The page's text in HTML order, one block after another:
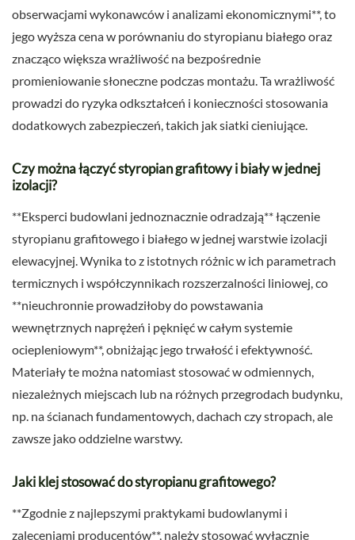
obserwacjami wykonawców i analizami ekonomicznymi**, to
jego wyższa cena w porównaniu do styropianu białego oraz
znacząco większa wrażliwość na bezpośrednie
promieniowanie słoneczne podczas montażu. Ta wrażliwość
prowadzi do ryzyka odkształceń i konieczności stosowania
dodatkowych zabezpieczeń, takich jak siatki cieniujące.
Czy można łączyć styropian grafitowy i biały w jednej
izolacji?
**Eksperci budowlani jednoznacznie odradzają** łączenie
styropianu grafitowego i białego w jednej warstwie izolacji
elewacyjnej. Wynika to z istotnych różnic w ich parametrach
termicznych i współczynnikach rozszerzalności liniowej, co
**nieuchronnie prowadziłoby do powstawania
wewnętrznych naprężeń i pęknięć w całym systemie
ociepleniowym**, obniżając jego trwałość i efektywność.
Materiały te można natomiast stosować w odmiennych,
niezależnych miejscach lub na różnych przegrodach budynku,
np. na ścianach fundamentowych, dachach czy stropach, ale
zawsze jako oddzielne warstwy.
Jaki klej stosować do styropianu grafitowego?
**Zgodnie z najlepszymi praktykami budowlanymi i
zaleceniami producentów**, należy stosować wyłącznie